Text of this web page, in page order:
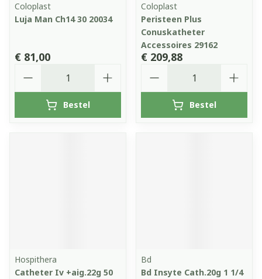
Coloplast
Luja Man Ch14 30 20034
€ 81,00
Bestel
Coloplast
Peristeen Plus
Conuskatheter
Accessoires 29162
€ 209,88
Bestel
Hospithera
Catheter Iv +aig.22g 50
Bd
Bd Insyte Cath.20g 1 1/4